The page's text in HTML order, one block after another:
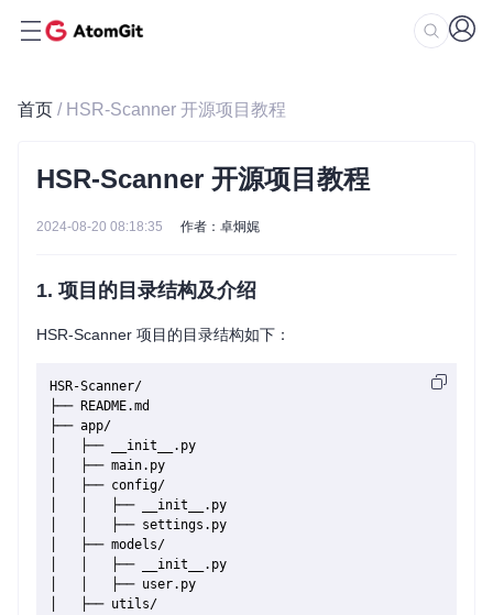
首页 / HSR-Scanner 开源项目教程
HSR-Scanner 开源项目教程
2024-08-20 08:18:35 作者：卓炯娓
1. 项目的目录结构及介绍
HSR-Scanner 项目的目录结构如下：
HSR-Scanner/
├── README.md
├── app/
│   ├── __init__.py
│   ├── main.py
│   ├── config/
│   │   ├── __init__.py
│   │   ├── settings.py
│   ├── models/
│   │   ├── __init__.py
│   │   ├── user.py
│   ├── utils/